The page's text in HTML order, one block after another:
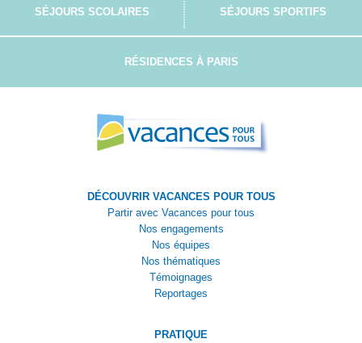
SÉJOURS SCOLAIRES SÉJOURS SPORTIFS
RÉSIDENCES À PARIS
DÉCOUVRIR VACANCES POUR TOUS
Partir avec Vacances pour tous
Nos engagements
Nos équipes
Nos thématiques
Témoignages
Reportages
PRATIQUE